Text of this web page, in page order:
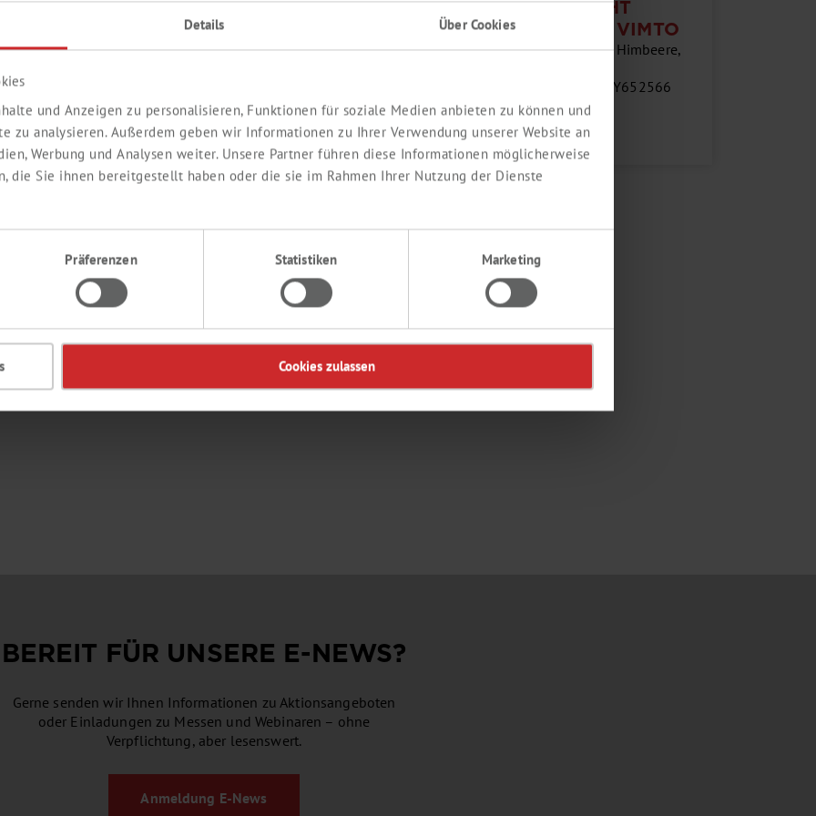
Details Über Cookies
und Anzeigen zu personalisieren, Funktionen für soziale Medien anbieten zu können und
zu analysieren. Außerdem geben wir Informationen zu Ihrer Verwendung unserer Website an
Werbung und Analysen weiter. Unsere Partner führen diese Informationen möglicherweise
die Sie ihnen bereitgestellt haben oder die sie im Rahmen Ihrer Nutzung der Dienste
Präferenzen Statistiken Marketing
Cookies zulassen
Zitrus, beerig
Details
EVOSPRAY™
AROMA
Rotfrucht, gekocht, saftig
Details
WALDFRUCHT
AROMA TYP VIMTO
Waldfrucht, Traube, Himbeere,
SY652566
Details
BEREIT FÜR UNSERE E-NEWS?
Gerne senden wir Ihnen Informationen zu Aktionsangeboten
oder Einladungen zu Messen und Webinaren – ohne
Verpflichtung, aber lesenswert.
Anmeldung E-News